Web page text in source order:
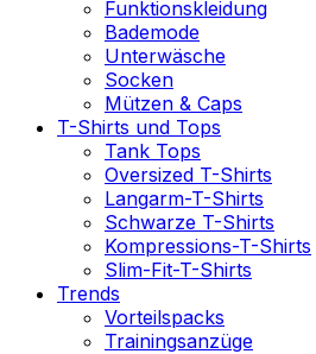
Funktionskleidung
Bademode
Unterwäsche
Socken
Mützen & Caps
T-Shirts und Tops
Tank Tops
Oversized T-Shirts
Langarm-T-Shirts
Schwarze T-Shirts
Kompressions-T-Shirts
Slim-Fit-T-Shirts
Trends
Vorteilspacks
Trainingsanzüge